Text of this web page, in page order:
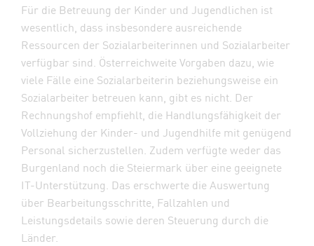
Für die Betreuung der Kinder und Jugendlichen ist
wesentlich, dass insbesondere ausreichende
Ressourcen der Sozialarbeiterinnen und Sozialarbeiter
verfügbar sind. Österreichweite Vorgaben dazu, wie
viele Fälle eine Sozialarbeiterin beziehungsweise ein
Sozialarbeiter betreuen kann, gibt es nicht. Der
Rechnungshof empfiehlt, die Handlungsfähigkeit der
Vollziehung der Kinder- und Jugendhilfe mit genügend
Personal sicherzustellen. Zudem verfügte weder das
Burgenland noch die Steiermark über eine geeignete
IT-Unterstützung. Das erschwerte die Auswertung
über Bearbeitungsschritte, Fallzahlen und
Leistungsdetails sowie deren Steuerung durch die
Länder.